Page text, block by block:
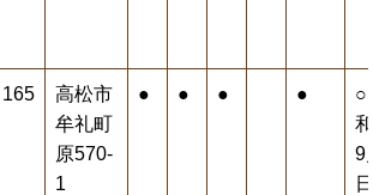
165
高松市
牟礼町
原570-
1
● ● ● ●
○
9